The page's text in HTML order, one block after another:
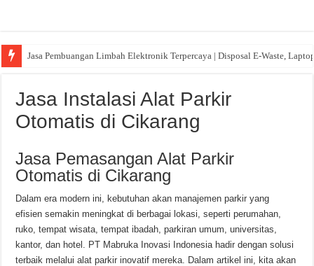
Jasa Pembuangan Limbah Elektronik Terpercaya | Disposal E-Waste,
Jasa Instalasi Alat Parkir
Otomatis di Cikarang
Jasa Pemasangan Alat Parkir
Otomatis di Cikarang
Dalam era modern ini, kebutuhan akan manajemen parkir yang
efisien semakin meningkat di berbagai lokasi, seperti perumahan,
ruko, tempat wisata, tempat ibadah, parkiran umum, universitas,
kantor, dan hotel. PT Mabruka Inovasi Indonesia hadir dengan solusi
terbaik melalui alat parkir inovatif mereka. Dalam artikel ini, kita akan